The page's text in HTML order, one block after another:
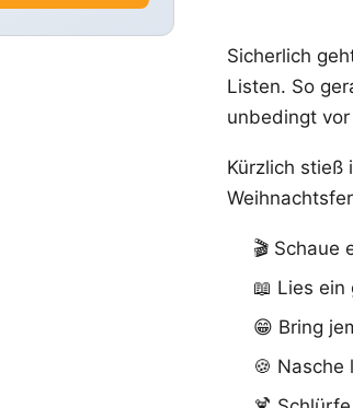
Sicherlich
Listen. So
unbedingt
Kürzlich stieß
🎬 Schaue
📖 Lies ein
😁 Bring
🍪 Nasche